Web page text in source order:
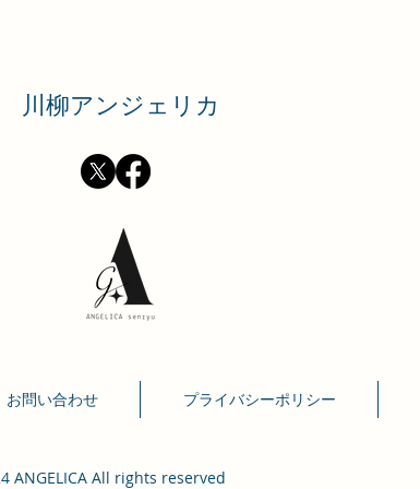
​川柳アンジェリカ
お問い合わせ プライバシーポリシー
ANGELICA All rights reserved